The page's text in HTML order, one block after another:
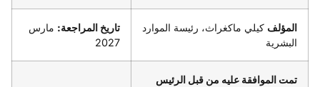
المؤلف كيلي ماكغراث، رئيسة الموارد
البشرية
تاريخ المراجعة: مارس
2027
تمت الموافقة عليه من قبل الرئيس